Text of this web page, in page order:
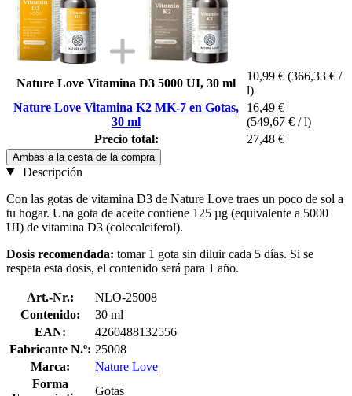
Nature Love Vitamina D3 5000 UI, 30 ml
10,99 € (366,33 € /
l)
Nature Love Vitamina K2 MK-7 en Gotas,
30 ml
16,49 €
(549,67 € / l)
Precio total:
27,48 €
Ambas a la cesta de la compra
Descripción
Con las gotas de vitamina D3 de Nature Love traes un poco de sol a
tu hogar. Una gota de aceite contiene 125 µg (equivalente a 5000
UI) de vitamina D3 (colecalciferol).
Dosis recomendada: tomar 1 gota sin diluir cada 5 días. Si se
respeta esta dosis, el contenido será para 1 año.
Art.-Nr.:
NLO-25008
Contenido:
30 ml
EAN:
4260488132556
Fabricante N.º: 25008
Marca:
Nature Love
Forma
Gotas